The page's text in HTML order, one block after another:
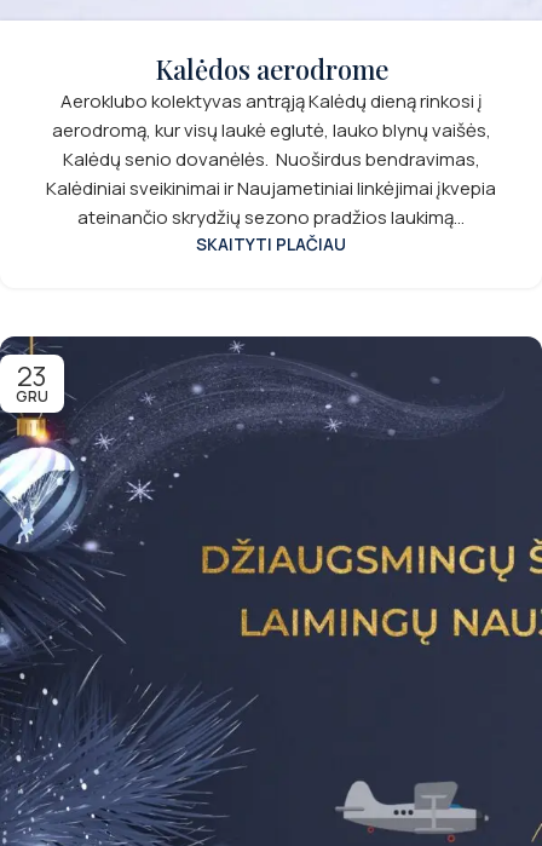
Kalėdos aerodrome
Aeroklubo kolektyvas antrąją Kalėdų dieną rinkosi į
aerodromą, kur visų laukė eglutė, lauko blynų vaišės,
Kalėdų senio dovanėlės. Nuoširdus bendravimas,
Kalėdiniai sveikinimai ir Naujametiniai linkėjimai įkvepia
ateinančio skrydžių sezono pradžios laukimą...
SKAITYTI PLAČIAU
23
GRU